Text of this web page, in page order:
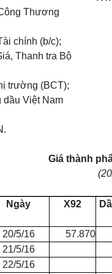
Thương
chính (b/c);
Thanh tra Bộ
trường (BCT);
dầu Việt Nam
Giá thành ph
Ngày X92
20/5/16 57.870
21/5/16
22/5/16